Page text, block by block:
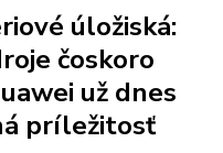
úložiská:
čoskoro
už dnes
príležitosť